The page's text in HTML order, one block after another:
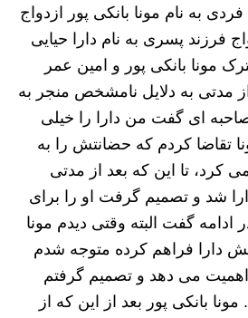
در سال 1371 با فردی به نام مونا بانکی پور ازدواج
فرزند پسری به نام دارا حیایی
مونا بانکی پور و امین عمر
مدتی به دلایل نامشخص منجر به
ای گفت من دارا را خیلی
تقاضا کردم که حضانتش را به
کرد، تا این که بعد از مدتی
شد و تصمیم گرفت او را برای
گفت البته وقتی دیدم مونا
دارا فراهم کرده متوجه شدم
اهمیت می دهد و تصمیم گرفتم
بانکی پور بعد از این که از